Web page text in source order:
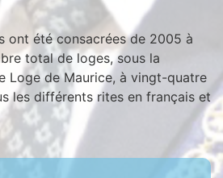
ont été consacrées de 2005 à
total de loges, sous la
Loge de Maurice, à vingt-quatre
les différents rites en français et